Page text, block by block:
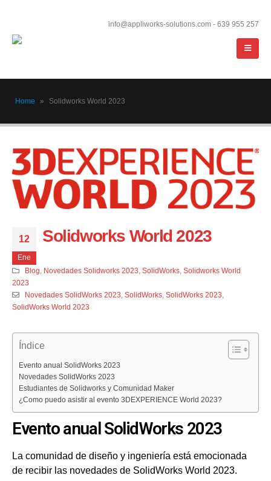
info@appliworks-solutions.com - 639 955 257
Home » Solidworks World 2023
12
Ene
Solidworks World 2023
Blog Novedades Solidworks 2023 SolidWorks, Solidworks World
2023
Novedades SolidWorks 2023 SolidWorks, SolidWorks 2023
SolidWorks World 2023
Índice
Evento anual SolidWorks 2023
Novedades SolidWorks 2023
Estudiantes de Solidworks y Comunidad Maker
¿Como puedo asistir al evento 3DEXPERIENCE World 2023?
Evento anual SolidWorks 2023
La comunidad de diseño y ingeniería está emocionada
de recibir las novedades de SolidWorks World 2023.